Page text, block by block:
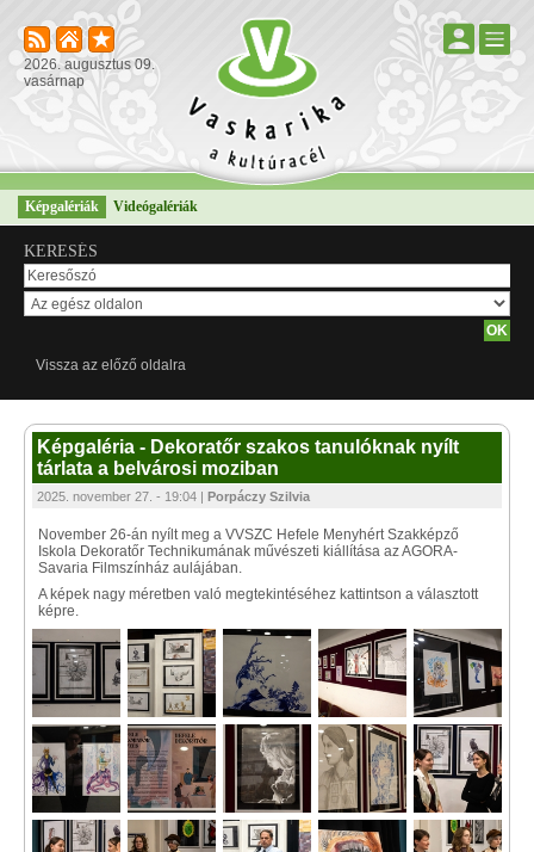
2026. augusztus 09.
vasárnap
Képgalériák Videógalériák
KERESÉS
Vissza az előző oldalra
Képgaléria - Dekoratőr szakos tanulóknak nyílt
tárlata a belvárosi moziban
2025. november 27. - 19:04 | Porpáczy Szilvia
November 26-án nyílt meg a VVSZC Hefele Menyhért Szakképző
Iskola Dekoratőr Technikumának művészeti kiállítása az AGORA-
Savaria Filmszínház aulájában.
A képek nagy méretben való megtekintéséhez kattintson a választott
képre.